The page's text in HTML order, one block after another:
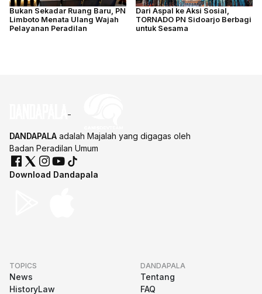
Bukan Sekadar Ruang Baru, PN
Limboto Menata Ulang Wajah
Pelayanan Peradilan
Dari Aspal ke Aksi Sosial,
TORNADO PN Sidoarjo Berbagi
untuk Sesama
DANDAPALA adalah Majalah yang digagas oleh
Badan Peradilan Umum
Download Dandapala
TOPICS
News
HistoryLaw
DANDAPALA
Tentang
FAQ